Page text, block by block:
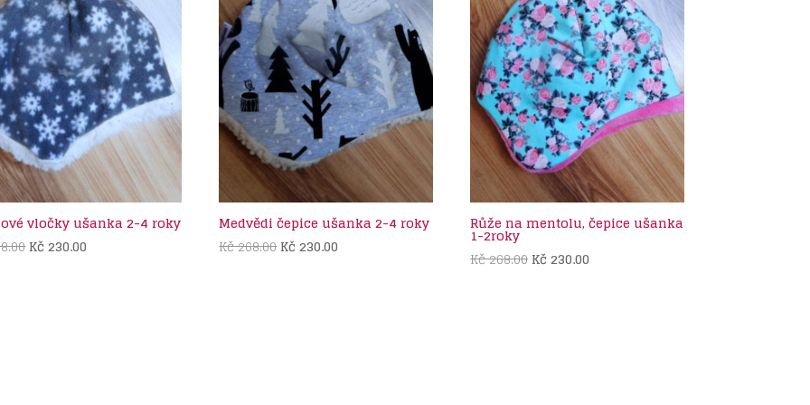
vločky ušanka 2-4 roky
Původní
Kč 230.00
Medvědi čepice ušanka 2-4 roky
Kč268.00Původní
Kč 230.00
Růže na mentolu, čepice ušanka
1-2roky
Kč268.00 Původní
Kč 230.00